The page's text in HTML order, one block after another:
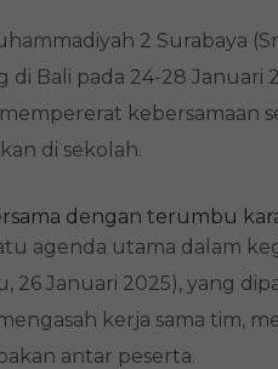
2 Surabaya
di Bali pada 24-28
kebersamaan
di sekolah.
dengan terumbu
agenda utama dalam
26 Januari 2025), yang
kerja sama tim,
antar peserta.